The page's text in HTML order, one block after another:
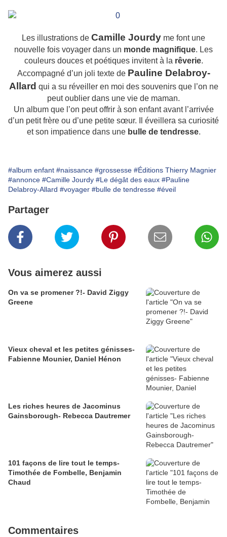
Les illustrations de Camille Jourdy me font une
nouvelle fois voyager dans un monde magnifique. Les
couleurs douces et poétiques invitent à la rêverie.
Accompagné d’un joli texte de Pauline Delabroy-
Allard qui a su réveiller en moi des souvenirs que l’on ne
peut oublier dans une vie de maman.
Un album que l’on peut offrir à son enfant avant l’arrivée
d’un petit frère ou d’une petite sœur. Il éveillera sa curiosité
et son impatience dans une bulle de tendresse.
#album enfant #naissance #grossesse #Éditions Thierry Magnier
#annonce #Camille Jourdy #Le dégât des eaux #Pauline
Delabroy-Allard #voyager #bulle de tendresse #éveil
Partager
Vous aimerez aussi
On va se promener ?!- David Ziggy
Greene
Vieux cheval et les petites génisses-
Fabienne Mounier, Daniel Hénon
Les riches heures de Jacominus
Gainsborough- Rebecca Dautremer
101 façons de lire tout le temps-
Timothée de Fombelle, Benjamin
Chaud
Commentaires